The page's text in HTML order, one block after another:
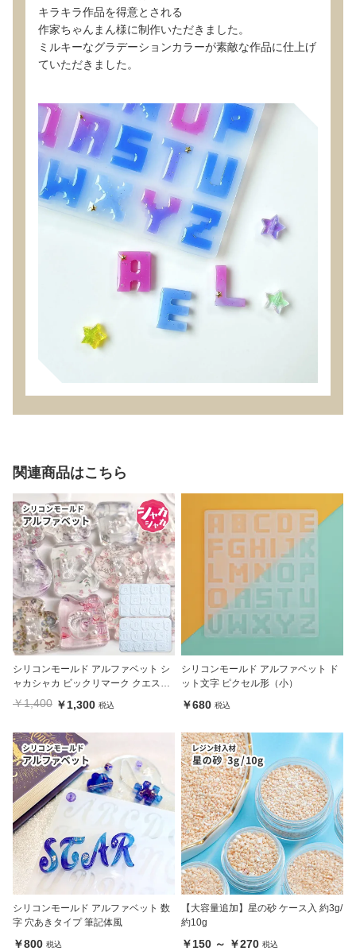
キラキラ作品を得意とされる
作家ちゃんまん様に制作いただきました。
ミルキーなグラデーションカラーが素敵な作品に仕上げ
ていただきました。
関連商品はこちら
シリコンモールド アルファベット シ
ャカシャカ ビックリマーク クエスチ
ョンマーク 大きめ ハート 星 リボン
小さめ
￥1,400 ￥1,300 税込
シリコンモールド アルファベット ド
ット文字 ピクセル形（小）
￥680 税込
シリコンモールド アルファベット 数
字 穴あきタイプ 筆記体風
￥800 税込
【大容量追加】星の砂 ケース入 約3g/
約10g
￥150 ～ ￥270 税込